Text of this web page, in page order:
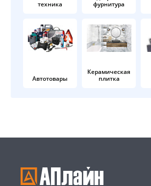
техника
фурнитура
Автотовары
Керамическая
плитка